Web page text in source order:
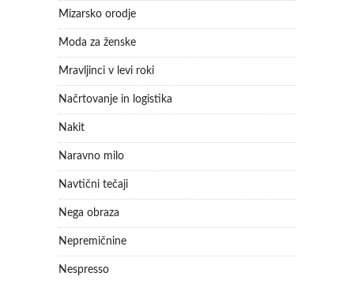
Mizarsko orodje
Moda za ženske
Mravljinci v levi roki
Načrtovanje in logistika
Nakit
Naravno milo
Navtični tečaji
Nega obraza
Nepremičnine
Nespresso